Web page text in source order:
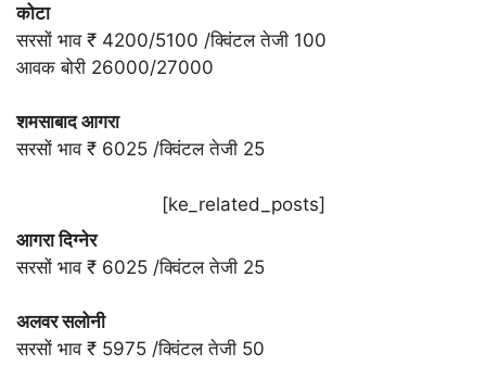
कोटा
सरसों भाव ₹ 4200/5100 /क्विंटल तेजी 100
आवक बोरी 26000/27000
शमसाबाद आगरा
सरसों भाव ₹ 6025 /क्विंटल तेजी 25
[ke_related_posts]
आगरा दिग्नेर
सरसों भाव ₹ 6025 /क्विंटल तेजी 25
अलवर सलोनी
सरसों भाव ₹ 5975 /क्विंटल तेजी 50